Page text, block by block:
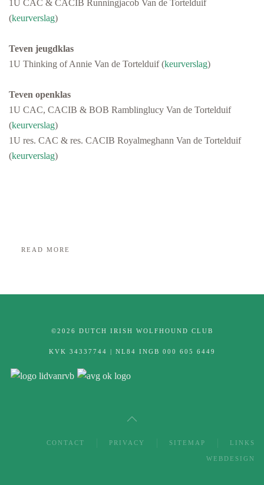
1U CAC & CACIB Runningjacob Van de Tortelduif
(keurverslag)
Teven jeugdklas
1U Thinking of Annie Van de Tortelduif (keurverslag)
Teven openklas
1U CAC, CACIB & BOB Ramblinglucy Van de Tortelduif
(keurverslag)
1U res. CAC & res. CACIB Royalmeghann Van de Tortelduif
(keurverslag)
READ MORE
©2026 DUTCH IRISH WOLFHOUND CLUB
KVK 34337744 | NL84 INGB 000 605 6449
CONTACT PRIVACY SITEMAP LINKS
WEBDESIGN